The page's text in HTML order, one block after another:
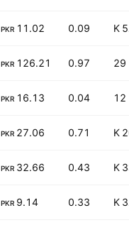
0.09
11.02 B
PKR
29
0.97
126.21 B
PKR
12
0.04
16.13 B
PKR
0.71
27.06 B
PKR
0.43
32.66 B
PKR
0.33
9.14 B
PKR